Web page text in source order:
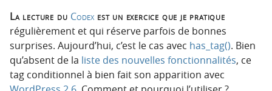
La lecture du Codex est un exercice que je pratique
régulièrement et qui réserve parfois de bonnes
surprises. Aujourd’hui, c’est le cas avec has_tag(). Bien
qu’absent de la liste des nouvelles fonctionnalités, ce
tag conditionnel à bien fait son apparition avec